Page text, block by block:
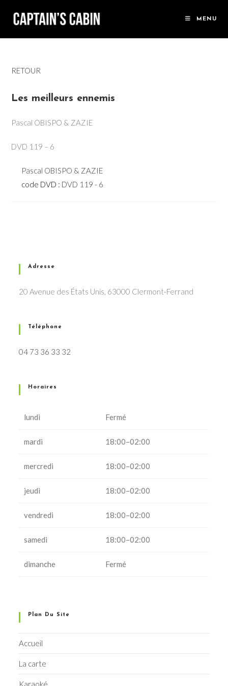
MENU
RETOUR
Les meilleurs ennemis
Pascal OBISPO & ZAZIE
DVD 119 – 6
Pascal OBISPO & ZAZIE
code DVD : DVD 119 - 6
Adresse
20 Avenue des États Unis, 63000 Clermont-Ferrand
Téléphone
04 73 36 33 32
Horaires
lundi Fermé
mardi 18:00–02:00
mercredi 18:00–02:00
jeudi 18:00–02:00
vendredi 18:00–02:00
samedi 18:00–02:00
dimanche Fermé
Plan Du Site
Accueil
La carte
Karaoké